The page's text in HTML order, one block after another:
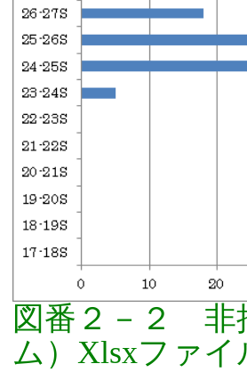
図番２－２ 非
ム）Xlsxファイ